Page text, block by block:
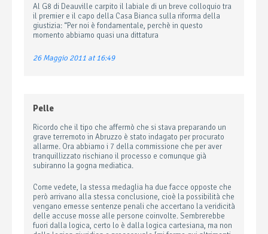
Al G8 di Deauville carpito il labiale di un breve colloquio tra
il premier e il capo della Casa Bianca sulla riforma della
giustizia: “Per noi è fondamentale, perchè in questo
momento abbiamo quasi una dittatura
26 Maggio 2011 at 16:49
Pelle
Ricordo che il tipo che affermò che si stava preparando un
grave terremoto in Abruzzo è stato indagato per procurato
allarme. Ora abbiamo i 7 della commissione che per aver
tranquillizzato rischiano il processo e comunque già
subiranno la gogna mediatica.
Come vedete, la stessa medaglia ha due facce opposte che
però arrivano alla stessa conclusione, cioè la possibilità che
vengano emesse sentenze penali che accertano la veridicità
delle accuse mosse alle persone coinvolte. Sembrerebbe
fuori dalla logica, certo lo è dalla logica cartesiana, ma non